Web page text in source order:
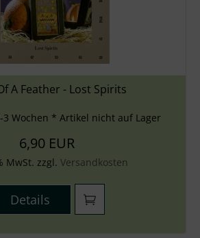
A Feather - Lost Spirits
3 Wochen * Artikel nicht auf Lager
6,90 EUR
MwSt. zzgl. Versandkosten
Details